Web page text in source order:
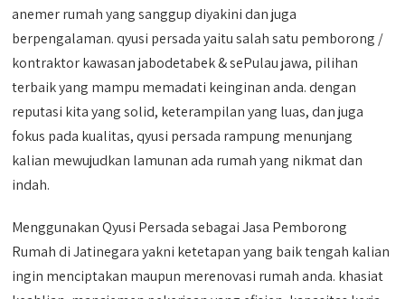
anemer rumah yang sanggup diyakini dan juga
berpengalaman. qyusi persada yaitu salah satu pemborong /
kontraktor kawasan jabodetabek & sePulau jawa, pilihan
terbaik yang mampu memadati keinginan anda. dengan
reputasi kita yang solid, keterampilan yang luas, dan juga
fokus pada kualitas, qyusi persada rampung menunjang
kalian mewujudkan lamunan ada rumah yang nikmat dan
indah.
Menggunakan Qyusi Persada sebagai Jasa Pemborong
Rumah di Jatinegara yakni ketetapan yang baik tengah kalian
ingin menciptakan maupun merenovasi rumah anda. khasiat